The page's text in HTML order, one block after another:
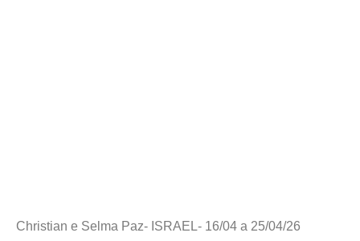
Christian e Selma Paz- ISRAEL- 16/04 a 25/04/26